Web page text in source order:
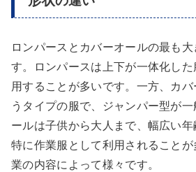
ロンパースとカバーオールの最も
す。ロンパースは上下が一体化し
用することが多いです。一方、カ
うタイプの服で、ジャンパー型が
ールは子供から大人まで、幅広い年
特に作業服として利用されること
業の内容によって様々です。